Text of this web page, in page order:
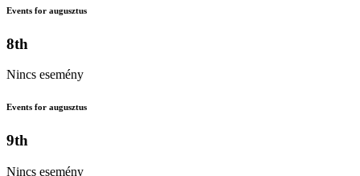
Events for augusztus
8th
Nincs esemény
Events for augusztus
9th
Nincs esemény